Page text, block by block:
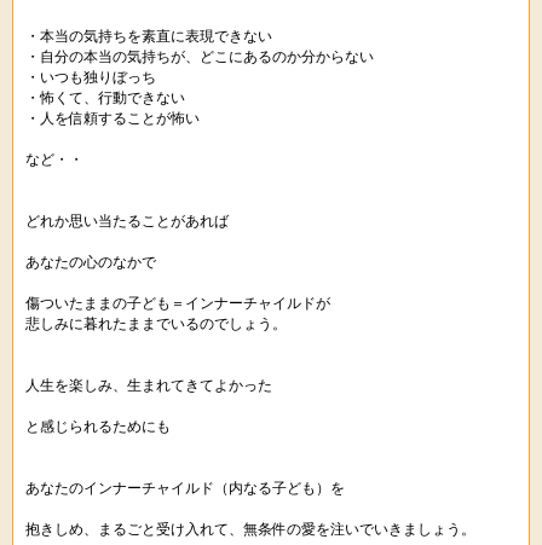
・本当の気持ちを素直に表現できない
・自分の本当の気持ちが、どこにあるのか分からない
・いつも独りぼっち
・怖くて、行動できない
・人を信頼することが怖い
など・・
どれか思い当たることがあれば
あなたの心のなかで
傷ついたままの子ども＝インナーチャイルドが
悲しみに暮れたままでいるのでしょう。
人生を楽しみ、生まれてきてよかった
と感じられるためにも
あなたのインナーチャイルド（内なる子ども）を
抱きしめ、まるごと受け入れて、無条件の愛を注いでいきましょう。